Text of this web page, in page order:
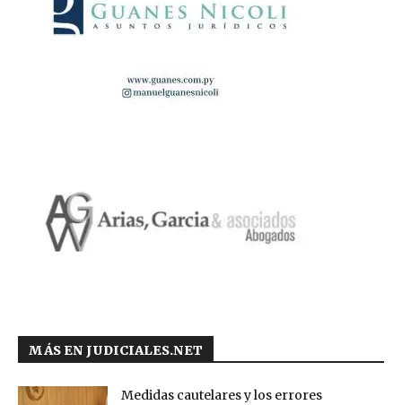
MÁS EN JUDICIALES.NET
Medidas cautelares y los errores